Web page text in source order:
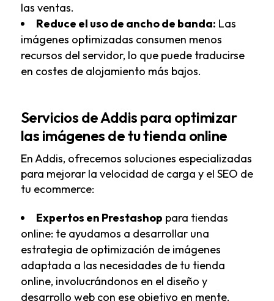
las ventas.
Reduce el uso de ancho de banda: Las
imágenes optimizadas consumen menos
recursos del servidor, lo que puede traducirse
en costes de alojamiento más bajos.
Servicios de Addis para optimizar
las imágenes de tu tienda online
En Addis, ofrecemos soluciones especializadas
para mejorar la velocidad de carga y el SEO de
tu ecommerce:
Expertos en Prestashop para tiendas
online: te ayudamos a desarrollar una
estrategia de optimización de imágenes
adaptada a las necesidades de tu tienda
online, involucrándonos en el diseño y
desarrollo web con ese objetivo en mente.